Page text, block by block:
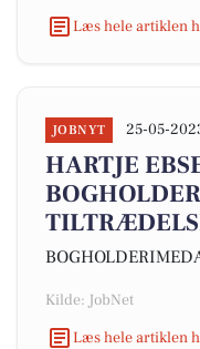
Læs hele artiklen
JOBNYT 25-05-
HARTJE
Kilde: JobNet
Læs hele artiklen